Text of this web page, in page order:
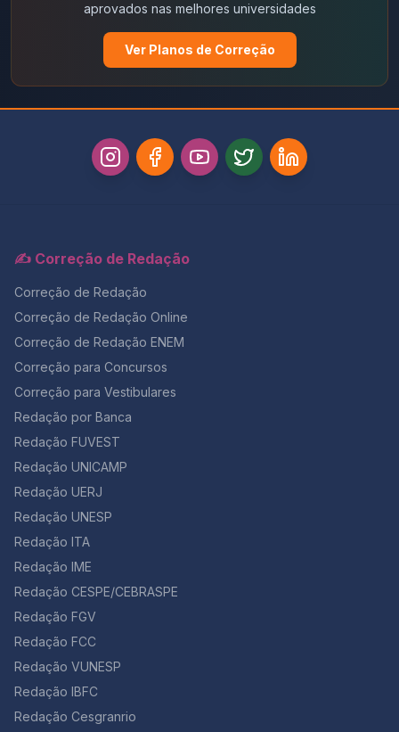
aprovados nas melhores universidades
Ver Planos de Correção
✍️ Correção de Redação
Correção de Redação
Correção de Redação Online
Correção de Redação ENEM
Correção para Concursos
Correção para Vestibulares
Redação por Banca
Redação FUVEST
Redação UNICAMP
Redação UERJ
Redação UNESP
Redação ITA
Redação IME
Redação CESPE/CEBRASPE
Redação FGV
Redação FCC
Redação VUNESP
Redação IBFC
Redação Cesgranrio